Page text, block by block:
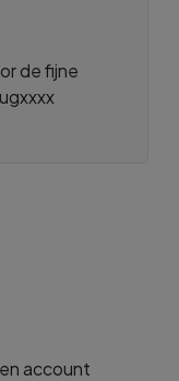
de fijne
account